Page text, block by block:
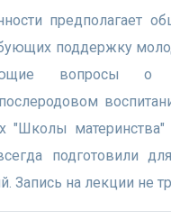
предполагает
поддержку
вопросы о
"Школы
подготовили
Запись на лекции не